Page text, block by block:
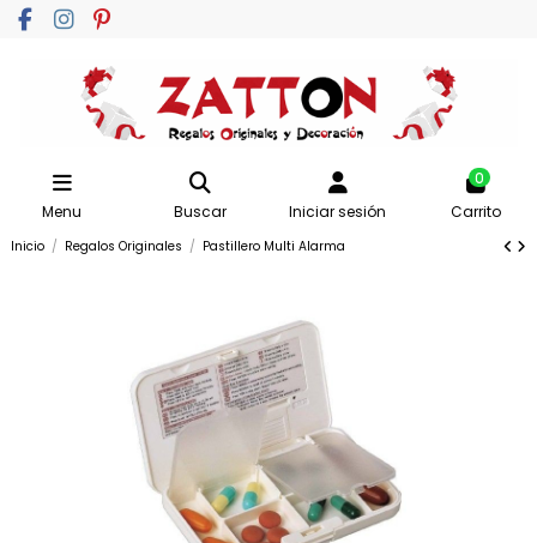
Menu Buscar Iniciar sesión
0
Carrito
Inicio Regalos Originales Pastillero Multi Alarma